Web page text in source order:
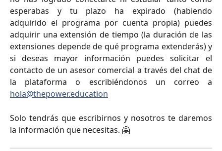
esperabas y tu plazo ha expirado (habiendo
adquirido el programa por cuenta propia) puedes
adquirir una extensión de tiempo (la duración de las
extensiones depende de qué programa extenderás) y
si deseas mayor información puedes solicitar el
contacto de un asesor comercial a través del chat de
la plataforma o escribiéndonos un correo a
hola@thepower.education
Solo tendrás que escribirnos y nosotros te daremos
la información que necesitas. 🤗